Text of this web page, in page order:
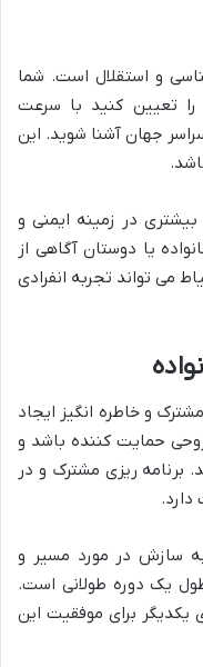
و استقلال است. شما
را تعیین کنید با سرعت
جهان آشنا شوید. این
بیشتری در زمینه ایمنی و
یا دوستان آگاهی از
می تواند تجربه انفرادی
و خاطره انگیز ایجاد
حمایت کننده باشد و
برنامه ریزی مشترک و در
سازش در مورد مسیر و
یک دوره طولانی است.
یکدیگر برای موفقیت این